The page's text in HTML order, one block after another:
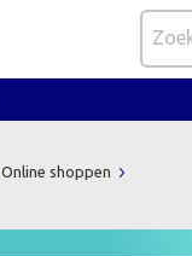
Online shoppen